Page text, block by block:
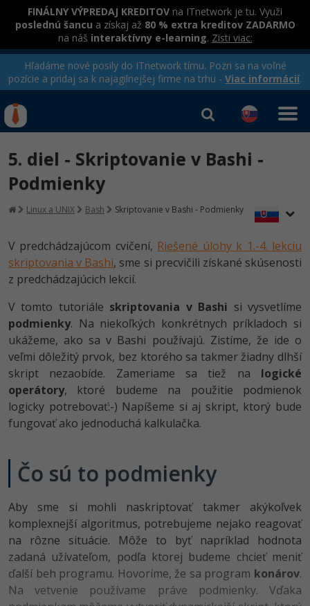
FINÁLNY VÝPREDAJ KREDITOV na ITnetwork je tu. Využi
poslednú šancu a získaj až 80 % extra kreditov ZADARMO
na náš interaktívny e-learning. Zisti viac:
Hľadáme nové posily do ITnetwork tímu. Pozri sa na voľné
pozície a pridaj sa k najagilnejšej firme na trhu - Viac informácií.
Rekvalifikačné kurzy
hradené úradom práce
Kurzy programovania
Java -80%
Python -80%
JavaScript -80%
PHP -80%
C++ -80%
-80%
Céčko -80%
VB.NET
SQL
Kurzy e-commerce
Testovanie softvéru
WordPress
SEO -30%
UX
Business
Google Dokumenty
Time management
Fórum
Prihlásiť sa Registrovať
5. diel - Skriptovanie v Bashi -
Podmienky
Linux a UNIX Bash Skriptovanie v Bashi - Podmienky
V predchádzajúcom cvičení, Riešené úlohy k 1.-4. lekciu
skriptovania v Bashi, sme si precvičili získané skúsenosti
z predchádzajúcich lekcií.
V tomto tutoriále skriptovania v Bashi si vysvetlíme
podmienky. Na niekoľkých konkrétnych príkladoch si
ukážeme, ako sa v Bashi používajú. Zistíme, že ide o
veľmi dôležitý prvok, bez ktorého sa takmer žiadny dlhší
skript nezaobíde. Zameriame sa tiež na logické
operátory, ktoré budeme na použitie podmienok
logicky potrebovať:-) Napíšeme si aj skript, ktorý bude
fungovať ako jednoduchá kalkulačka.
Čo sú to podmienky
Aby sme si mohli naskriptovať takmer akýkoľvek
komplexnejší algoritmus, potrebujeme nejako reagovať
na rôzne situácie. Môže to byť napríklad hodnota
zadaná užívateľom, podľa ktorej budeme chcieť meniť
ďalší beh programu. Hovoríme, že sa program konárov.
Na vetvenie používame práve podmienky. Vďaka